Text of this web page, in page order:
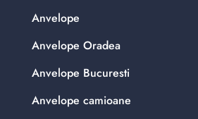
Anvelope
Anvelope Oradea
Anvelope Bucuresti
Anvelope camioane